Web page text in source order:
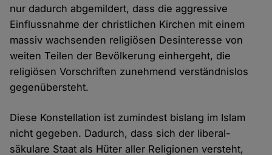
nur dadurch abgemildert, dass die aggressive
Einflussnahme der christlichen Kirchen mit einem
massiv wachsenden religiösen Desinteresse von
weiten Teilen der Bevölkerung einhergeht, die
religiösen Vorschriften zunehmend verständnislos
gegenübersteht.
Diese Konstellation ist zumindest bislang im Islam
nicht gegeben. Dadurch, dass sich der liberal-
säkulare Staat als Hüter aller Religionen versteht,